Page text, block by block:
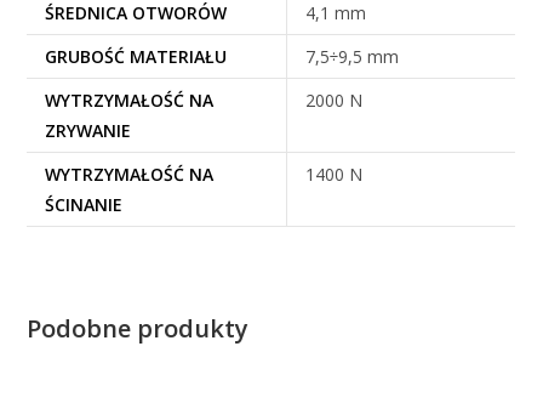
ŚREDNICA OTWORÓW
4,1 mm
GRUBOŚĆ MATERIAŁU
7,5÷9,5 mm
WYTRZYMAŁOŚĆ NA
ZRYWANIE
2000 N
WYTRZYMAŁOŚĆ NA
ŚCINANIE
1400 N
Podobne produkty